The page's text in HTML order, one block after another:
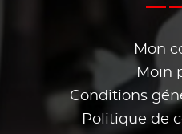
Mon
Moin
Conditions
Politique de